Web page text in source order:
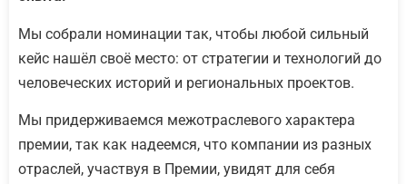
Мы собрали номинации так, чтобы любой сильный
кейс нашёл своё место: от стратегии и технологий до
человеческих историй и региональных проектов.
Мы придерживаемся межотраслевого характера
премии, так как надеемся, что компании из разных
отраслей, участвуя в Премии, увидят для себя